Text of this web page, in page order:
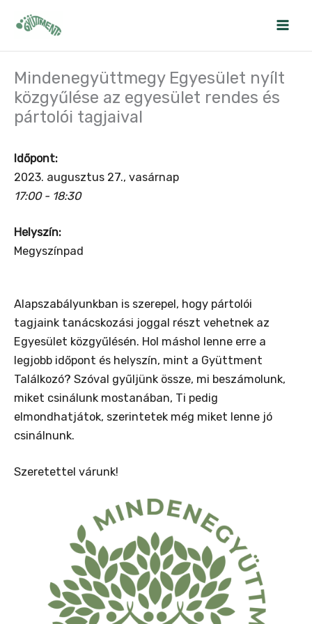
Mindenegyüttmegy Egyesület nyílt
közgyűlése az egyesület rendes és
pártolói tagjaival
Időpont:
2023. augusztus 27., vasárnap
17:00 - 18:30
Helyszín:
Megyszínpad
Alapszabályunkban is szerepel, hogy pártolói
tagjaink tanácskozási joggal részt vehetnek az
Egyesület közgyűlésén. Hol máshol lenne erre a
legjobb időpont és helyszín, mint a Gyüttment
Találkozó? Szóval gyűljünk össze, mi beszámolunk,
miket csinálunk mostanában, Ti pedig
elmondhatjátok, szerintetek még miket lenne jó
csinálnunk.
Szeretettel várunk!